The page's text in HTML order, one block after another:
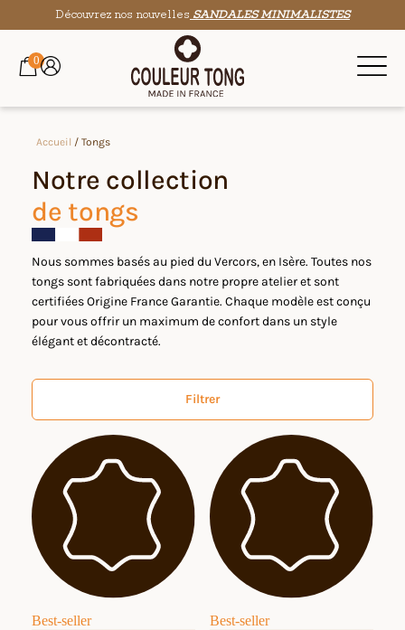
Découvrez nos nouvelles SANDALES MINIMALISTES
0
Accueil / Tongs
Notre collection
de tongs
Nous sommes basés au pied du Vercors, en Isère. Toutes nos
tongs sont fabriquées dans notre propre atelier et sont
certifiées Origine France Garantie. Chaque modèle est conçu
pour vous offrir un maximum de confort dans un style
élégant et décontracté.
Filtrer
Best-seller Best-seller